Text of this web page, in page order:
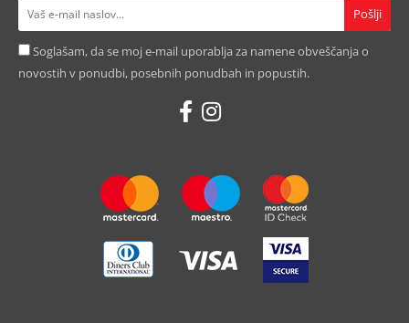
Soglašam, da se moj e-mail uporablja za namene obveščanja o
novostih v ponudbi, posebnih ponudbah in popustih.